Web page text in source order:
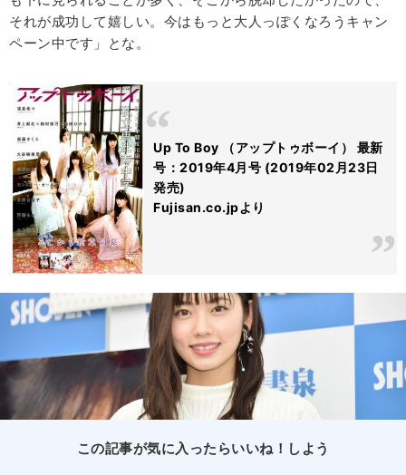
それが成功して嬉しい。今はもっと大人っぽくなろうキャン
ペーン中です」とな。
Up To Boy （アップトゥボーイ） 最新
号：2019年4月号 (2019年02月23日
発売)
Fujisan.co.jpより
この記事が気に入ったらいいね！しよう